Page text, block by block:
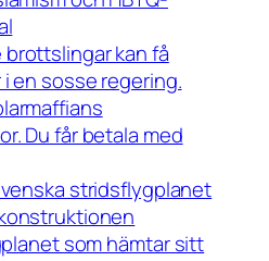
kan få
en sosse regering.
Du får betala med
stridsflygplanet
som hämtar sitt